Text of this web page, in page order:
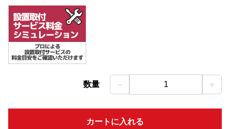
数量 － 1 ＋
カートに入れる